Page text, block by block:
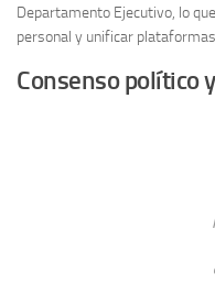
Departamento Ejecutivo, lo
personal y unificar
Consenso político